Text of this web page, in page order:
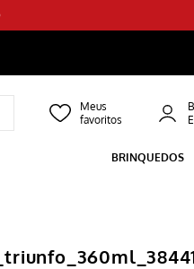
BRINQUEDOS